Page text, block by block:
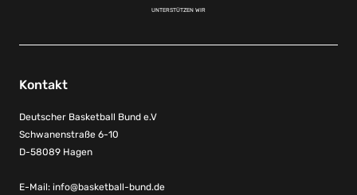
UNTERSTÜTZEN WIR
Kontakt
Deutscher Basketball Bund e.V
Schwanenstraße 6-10
D-58089 Hagen
E-Mail: info@basketball-bund.de